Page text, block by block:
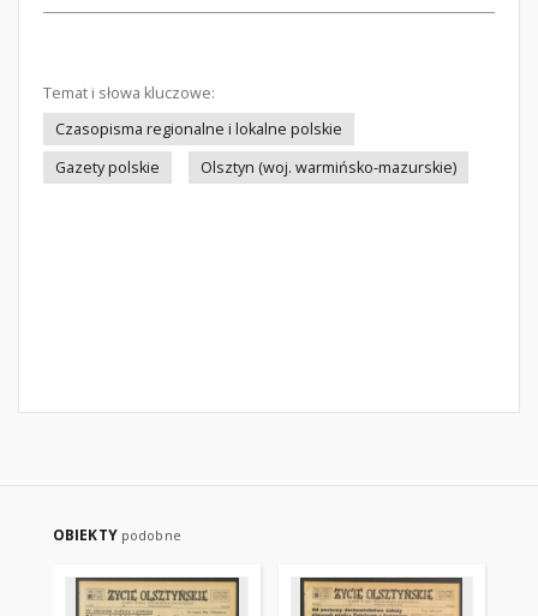
Temat i słowa kluczowe:
Czasopisma regionalne i lokalne polskie
Gazety polskie
Olsztyn (woj. warmińsko-mazurskie)
OBIEKTY podobne